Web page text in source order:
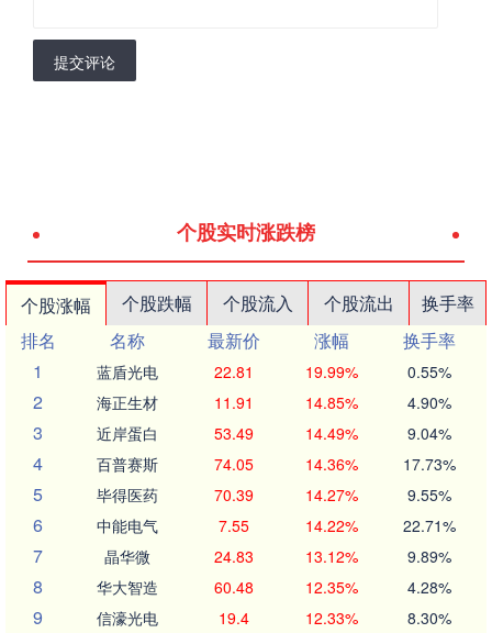
提交评论
个股实时涨跌榜
个股涨幅 个股跌幅 个股流入 个股流出
换手率
排名
名称 最新价 涨幅
换手率
1
蓝盾光电 22.81 19.99% 0.55%
2 海正生材 11.91 14.85% 4.90%
3 近岸蛋白 53.49 14.49% 9.04%
4 百普赛斯 74.05 14.36% 17.73%
5 毕得医药 70.39 14.27% 9.55%
6 中能电气 7.55 14.22% 22.71%
7 晶华微 24.83 13.12% 9.89%
8 华大智造 60.48 12.35% 4.28%
9 信濠光电 19.4 12.33% 8.30%